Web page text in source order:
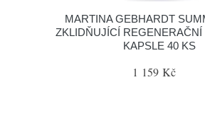
MARTINA GEBHARDT
ZKLIDŇUJÍCÍ REGENERAČNÍ
KAPSLE 40 KS
1 159 Kč